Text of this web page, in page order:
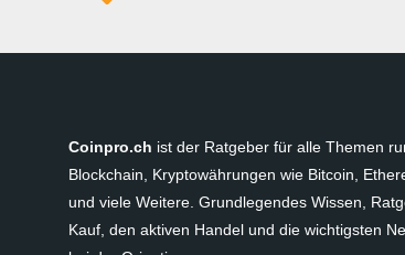
Coinpro.ch ist der Ratgeber für alle Themen
Blockchain, Kryptowährungen wie Bitcoin,
und viele Weitere. Grundlegendes Wissen,
Kauf, den aktiven Handel und die wichtigsten